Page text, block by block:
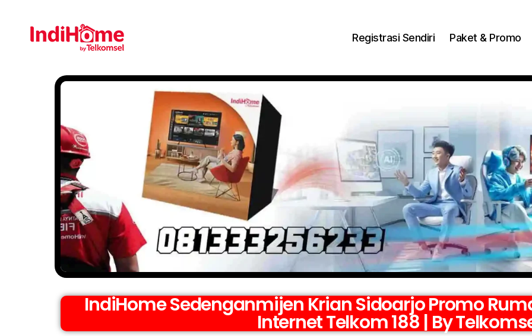
Registrasi Sendiri Paket & Promo
IndiHome Sedenganmijen Krian Sidoarjo Promo
Internet Telkom 188 | By